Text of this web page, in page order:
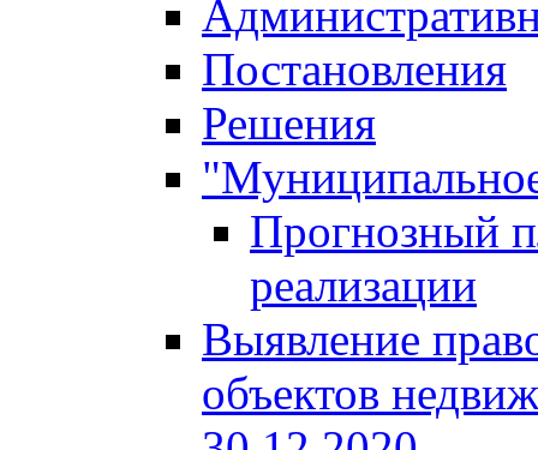
Постановления
Решения
Прогнозный
реализации
Выявление
объектов